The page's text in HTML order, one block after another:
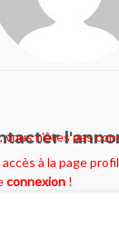
n'êtes pas
à la page
connexion !